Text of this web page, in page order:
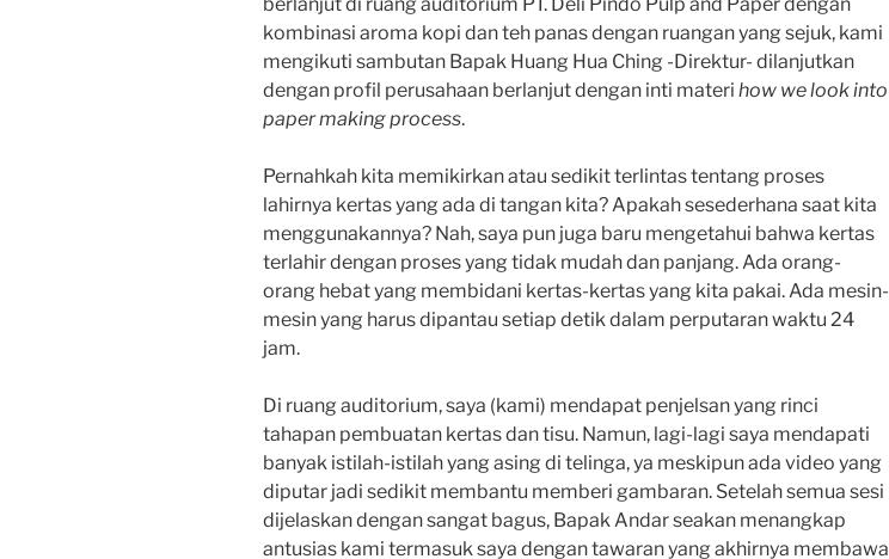
kombinasi aroma kopi dan teh panas dengan ruangan yang sejuk, kami
mengikuti sambutan Bapak Huang Hua Ching -Direktur- dilanjutkan
dengan profil perusahaan berlanjut dengan inti materi how we look into
paper making process.
Pernahkah kita memikirkan atau sedikit terlintas tentang proses
lahirnya kertas yang ada di tangan kita? Apakah sesederhana saat kita
menggunakannya? Nah, saya pun juga baru mengetahui bahwa kertas
terlahir dengan proses yang tidak mudah dan panjang. Ada orang-
orang hebat yang membidani kertas-kertas yang kita pakai. Ada mesin-
mesin yang harus dipantau setiap detik dalam perputaran waktu 24
jam.
Di ruang auditorium, saya (kami) mendapat penjelsan yang rinci
tahapan pembuatan kertas dan tisu. Namun, lagi-lagi saya mendapati
banyak istilah-istilah yang asing di telinga, ya meskipun ada video yang
diputar jadi sedikit membantu memberi gambaran. Setelah semua sesi
dijelaskan dengan sangat bagus, Bapak Andar seakan menangkap
antusias kami termasuk saya dengan tawaran yang akhirnya membawa